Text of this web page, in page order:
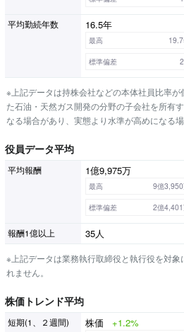
平均勤続年数 16.5年
最高
標準偏差
※上記データは持株会社などの本体社員比率が
た石油・天然ガス開発の分野の子会社を所有
なる場合があり、実態より水準が高めになる場
役員データ平均
平均報酬 1億9,975万
最高 9億
標準偏差
2億
報酬1億以上 35人
※上記データは業務執行取締役と執行役を対象
れません。
株価トレンド平均
短期(1、２週間) 株価 +1.2%